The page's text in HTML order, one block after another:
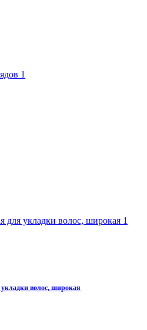
волос, широкая